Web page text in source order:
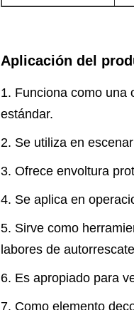
Aplicación del
1. Funciona como una
estándar.
2. Se utiliza en
3. Ofrece envoltura
4. Se aplica en
5. Sirve como
labores de
6. Es apropiado para
7. Como elemento